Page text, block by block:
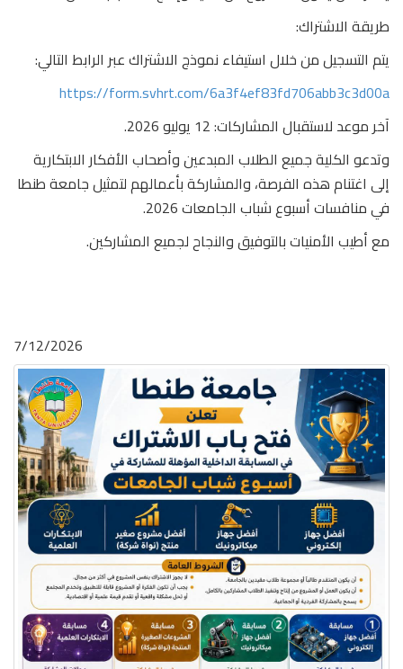
طريقة الاشتراك:
يتم التسجيل من خلال استيفاء نموذج الاشتراك عبر الرابط التالي:
https://form.svhrt.com/6a3f4ef83fd706abb3c3d00a
آخر موعد لاستقبال المشاركات: 12 يوليو 2026.
وتدعو الكلية جميع الطلاب المبدعين وأصحاب الأفكار الابتكارية
إلى اغتنام هذه الفرصة، والمشاركة بأعمالهم لتمثيل جامعة طنطا
في منافسات أسبوع شباب الجامعات 2026.
مع أطيب الأمنيات بالتوفيق والنجاح لجميع المشاركين.
7/12/2026